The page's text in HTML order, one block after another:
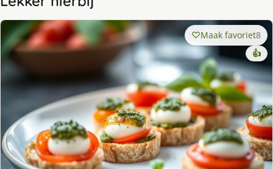
Maak favoriet8
👍